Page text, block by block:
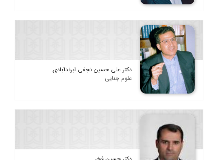
دکتر علی حسین نجفی ابرندآبادی
علوم جنایی